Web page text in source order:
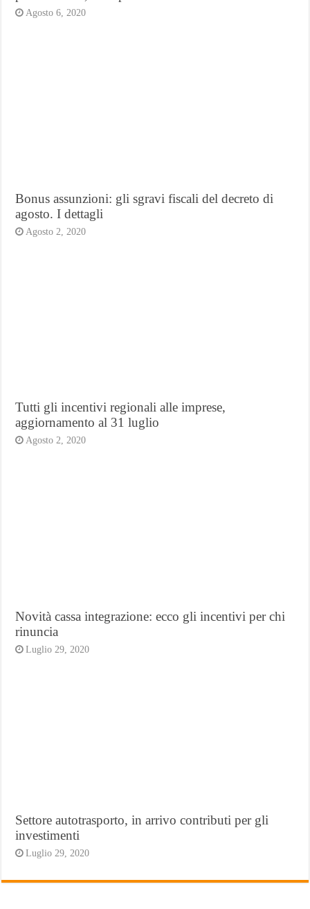
Agosto 6, 2020
Bonus assunzioni: gli sgravi fiscali del decreto di
agosto. I dettagli
Agosto 2, 2020
Tutti gli incentivi regionali alle imprese,
aggiornamento al 31 luglio
Agosto 2, 2020
Novità cassa integrazione: ecco gli incentivi per chi
rinuncia
Luglio 29, 2020
Settore autotrasporto, in arrivo contributi per gli
investimenti
Luglio 29, 2020